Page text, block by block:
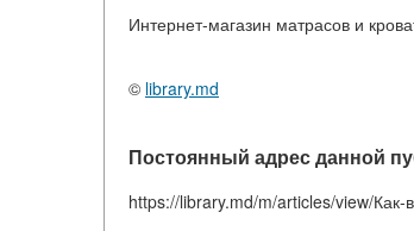
Интернет-магазин матрасов и
© library.md
Постоянный адрес данной
https://library.md/m/articles/view/Как-